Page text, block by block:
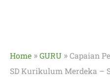
Home »GURU »Capaian
SD Kurikulum Merdeka –